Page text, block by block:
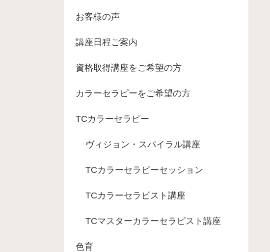
お客様の声
講座日程ご案内
資格取得講座をご希望の方
カラーセラピーをご希望の方
TCカラーセラピー
ヴィジョン・スパイラル講座
TCカラーセラピーセッション
TCカラーセラピスト講座
TCマスターカラーセラピスト講座
色育